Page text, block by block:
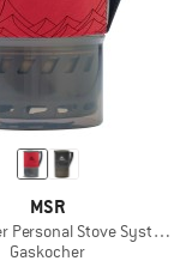
MSR
Personal Stove System
Gaskocher